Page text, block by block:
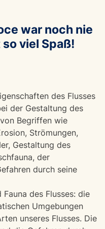
war noch nie
viel Spaß!
des Flusses
der Gestaltung des
Begriffen wie
Strömungen,
Gestaltung des
der
durch seine
des Flusses: die
Umgebungen
unseres Flusses. Die